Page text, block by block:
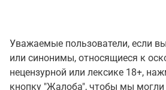
Уважаемые пользователи, если
или синонимы, относящиеся к
нецензурной или лексике 18+,
кнопку "Жалоба", чтобы мы могли